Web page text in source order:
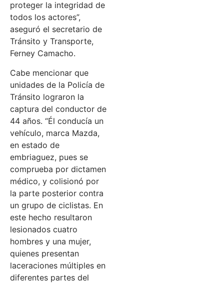
proteger la integridad de
todos los actores”,
aseguró el secretario de
Tránsito y Transporte,
Ferney Camacho.
Cabe mencionar que
unidades de la Policía de
Tránsito lograron la
captura del conductor de
44 años. “Él conducía un
vehículo, marca Mazda,
en estado de
embriaguez, pues se
comprueba por dictamen
médico, y colisionó por
la parte posterior contra
un grupo de ciclistas. En
este hecho resultaron
lesionados cuatro
hombres y una mujer,
quienes presentan
laceraciones múltiples en
diferentes partes del